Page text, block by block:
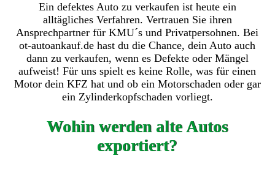
Ein defektes Auto zu verkaufen ist heute ein
alltägliches Verfahren. Vertrauen Sie ihren
Ansprechpartner für KMU´s und Privatpersohnen. Bei
ot-autoankauf.de hast du die Chance, dein Auto auch
dann zu verkaufen, wenn es Defekte oder Mängel
aufweist! Für uns spielt es keine Rolle, was für einen
Motor dein KFZ hat und ob ein Motorschaden oder gar
ein Zylinderkopfschaden vorliegt.
Wohin werden alte Autos
exportiert?